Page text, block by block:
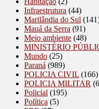
Infraestrutura (44)
Marilândia do Sul
Mauá da Serra (91)
Meio ambiente (48)
MINISTÉRIO
Mundo (25)
Paraná (989)
POLICIA CIVIL (166)
POLICIA MILITAR
Policial (195)
Política (5)